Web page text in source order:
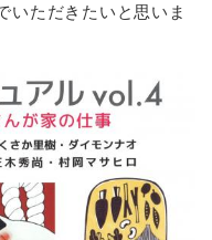
いただきたいと思いま